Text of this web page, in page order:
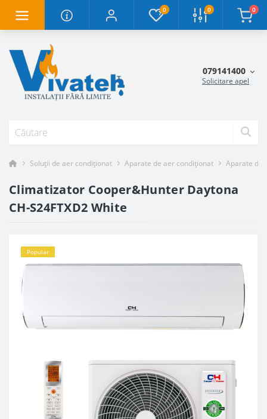
0 0 0
079141400
Solicitare apel
Soluții de aer condiționat Aparate de aer condiționat Aparate de
Climatizator Cooper&Hunter Daytona
CH-S24FTXD2 White
Popular